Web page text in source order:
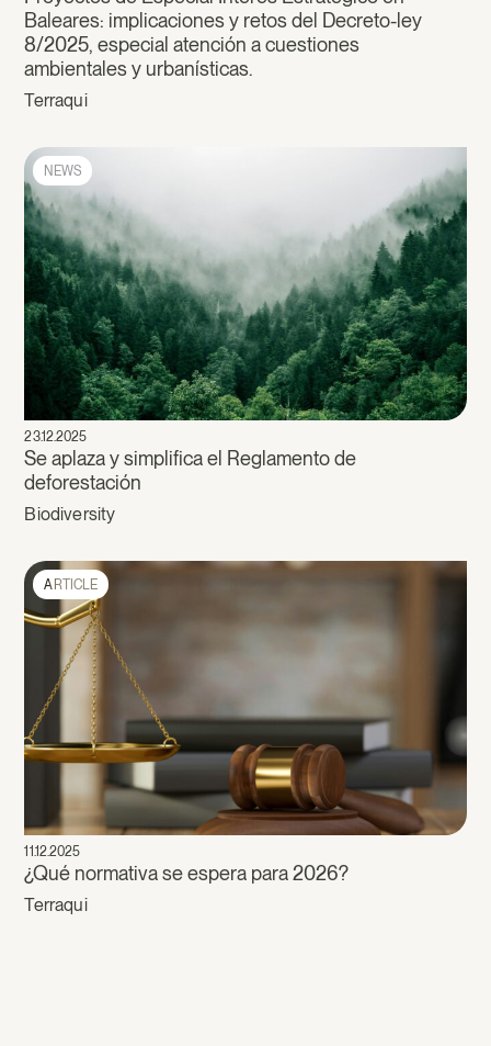
Baleares: implicaciones y retos del Decreto-ley
8/2025, especial atención a cuestiones
ambientales y urbanísticas.
Terraqui
NEWS
23.12.2025
Se aplaza y simplifica el Reglamento de
deforestación
Biodiversity
ARTICLE
11.12.2025
¿Qué normativa se espera para 2026?
Terraqui